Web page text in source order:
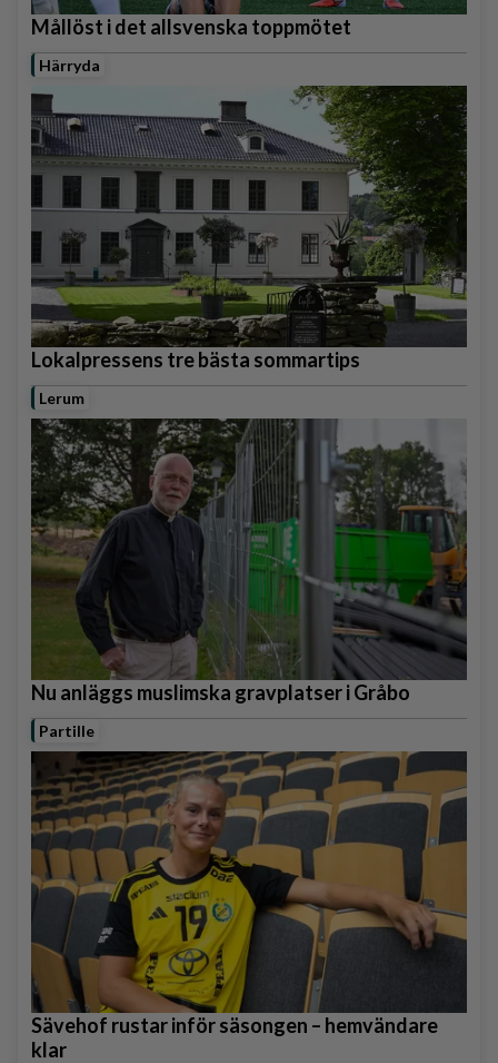
Mållöst i det allsvenska toppmötet
Härryda
Lokalpressens tre bästa sommartips
Lerum
Nu anläggs muslimska gravplatser i Gråbo
Partille
Sävehof rustar inför säsongen – hemvändare
klar